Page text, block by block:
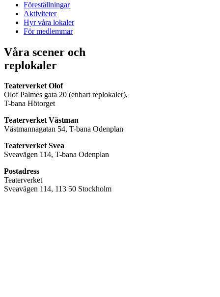
Föreställningar
Aktiviteter
Hyr våra lokaler
För medlemmar
Våra scener och
replokaler
Teaterverket Olof
Olof Palmes gata 20 (enbart replokaler),
T-bana Hötorget
Teaterverket Västman
Västmannagatan 54, T-bana Odenplan
Teaterverket Svea
Sveavägen 114, T-bana Odenplan
Postadress
Teaterverket
Sveavägen 114, 113 50 Stockholm